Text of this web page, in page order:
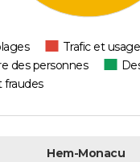
Trafic et
des personnes
fraudes
Hem-Monacu